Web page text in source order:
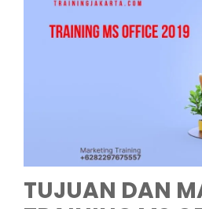
TUJUAN DAN